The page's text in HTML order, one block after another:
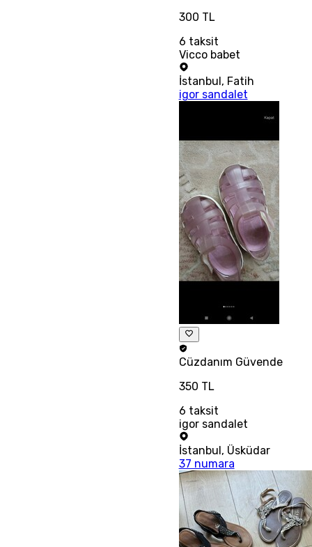
300 TL
6 taksit
Vicco babet
İstanbul, Fatih
igor sandalet
Cüzdanım Güvende
350 TL
6 taksit
igor sandalet
İstanbul, Üsküdar
37 numara